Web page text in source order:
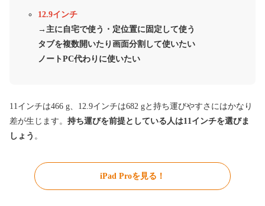
12.9インチ
→主に自宅で使う・定位置に固定して使う
タブを複数開いたり画面分割して使いたい
ノートPC代わりに使いたい
11インチは466 g、12.9インチは682 gと持ち運びやすさにはかなり
差が生じます。 持ち運びを前提としている人は11インチを選びま
しょう 。
iPad Proを見る！